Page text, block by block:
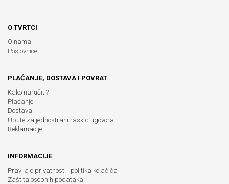
O TVRTCI
O nama
Poslovnice
PLAĆANJE, DOSTAVA I POVRAT
Kako naručiti?
Plaćanje
Dostava
Upute za jednostrani raskid ugovora
Reklamacije
INFORMACIJE
Pravila o privatnosti i politika kolačića
Zaštita osobnih podataka